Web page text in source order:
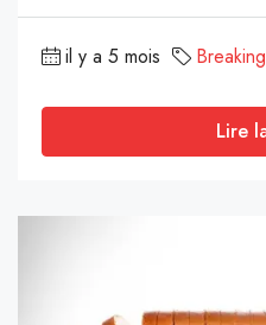
il y a 5 mois
Lire